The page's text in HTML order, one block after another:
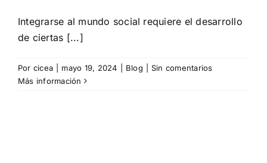
Integrarse al mundo social requiere el desarrollo
de ciertas [...]
Por cicea mayo 19, 2024 Blog
Sin comentarios
Más información